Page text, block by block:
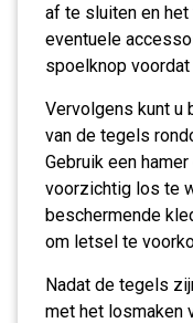
af te sluiten en
eventuele
spoelknop
Vervolgens kunt u
van de tegels
Gebruik een
voorzichtig los te
beschermende
om letsel te
Nadat de tegels
met het losmaken